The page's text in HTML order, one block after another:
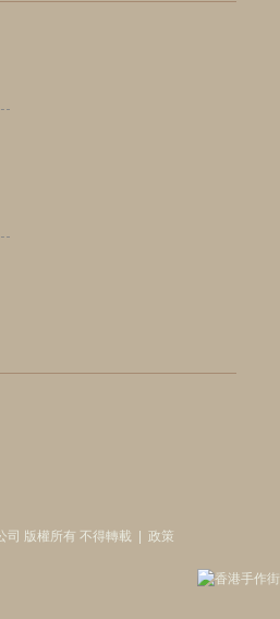
司 版權所有 不得轉載 政策